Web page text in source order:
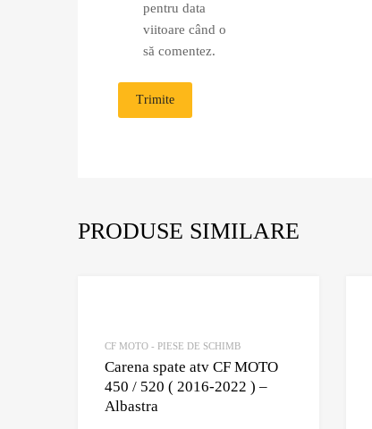
pentru data
viitoare când o
să comentez.
PRODUSE SIMILARE
CF MOTO - PIESE DE SCHIMB
Carena spate atv CF MOTO
450 / 520 ( 2016-2022 ) –
Albastra